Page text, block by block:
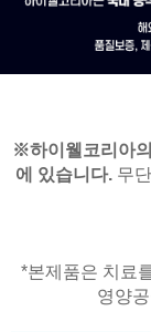
※하이웰코리아
에 있습니다. 무
*본제품은 치료
영양